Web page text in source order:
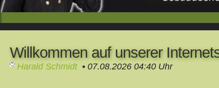
Willkommen auf unserer
Harald Schmidt • 07.08.2026 04:40 Uhr